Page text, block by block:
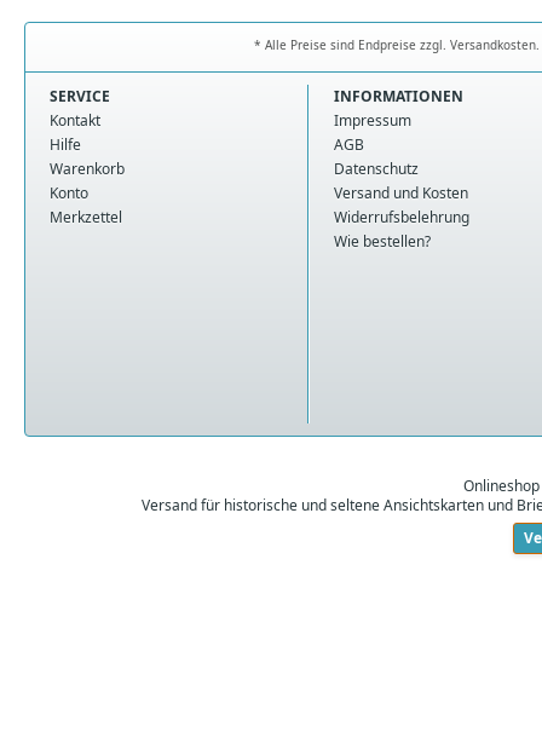
* Alle Preise sind Endpreise zzgl.
SERVICE
Kontakt
Hilfe
Warenkorb
Konto
Merkzettel
INFORMATIONEN
Impressum
AGB
Datenschutz
Versand und Kosten
Widerrufsbelehrung
Wie bestellen?
Versand für historische und seltene Ansichtskarten und